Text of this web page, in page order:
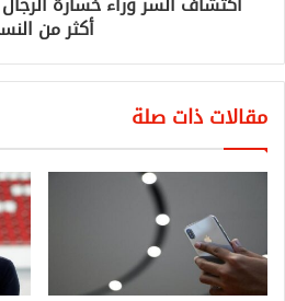
أكثر من
مقالات ذات صلة